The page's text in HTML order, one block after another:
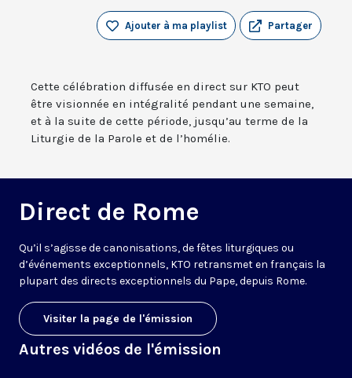
Partager
Ajouter à ma playlist
Cette célébration diffusée en direct sur KTO peut
être visionnée en intégralité pendant une semaine,
et à la suite de cette période, jusqu’au terme de la
Liturgie de la Parole et de l’homélie.
Direct de Rome
Qu’il s’agisse de canonisations, de fêtes liturgiques ou
d’événements exceptionnels, KTO retransmet en français la
plupart des directs exceptionnels du Pape, depuis Rome.
Visiter la page de l'émission
Autres vidéos de l'émission